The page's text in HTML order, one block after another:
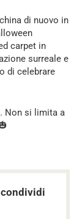
di nuovo in
carpet in
surreale e
di celebrare
Non si limita a